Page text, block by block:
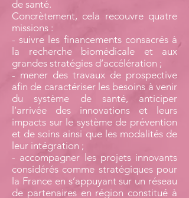
de santé.
Concrètement, cela recouvre quatre
missions :
- suivre les financements consacrés à
la recherche biomédicale et aux
grandes stratégies d’accélération ;
- mener des travaux de prospective
afin de caractériser les besoins à venir
du système de santé, anticiper
l’arrivée des innovations et leurs
impacts sur le système de prévention
et de soins ainsi que les modalités de
leur intégration ;
- accompagner les projets innovants
considérés comme stratégiques pour
la France en s’appuyant sur un réseau
de partenaires en région constitué à